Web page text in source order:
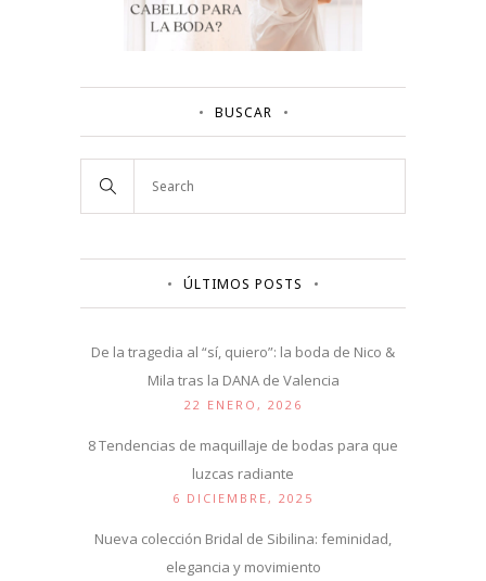
BUSCAR
ÚLTIMOS POSTS
De la tragedia al “sí, quiero”: la boda de Nico &
Mila tras la DANA de Valencia
22 ENERO, 2026
8 Tendencias de maquillaje de bodas para que
luzcas radiante
6 DICIEMBRE, 2025
Nueva colección Bridal de Sibilina: feminidad,
elegancia y movimiento